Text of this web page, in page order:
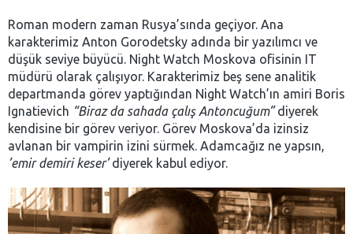
Roman modern zaman Rusya’sında geçiyor. Ana
karakterimiz Anton Gorodetsky adında bir yazılımcı ve
düşük seviye büyücü. Night Watch Moskova ofisinin IT
müdürü olarak çalışıyor. Karakterimiz beş sene analitik
departmanda görev yaptığından Night Watch’ın amiri Boris
Ignatievich “Biraz da sahada çalış Antoncuğum”diyerek
kendisine bir görev veriyor. Görev Moskova’da izinsiz
avlanan bir vampirin izini sürmek. Adamcağız ne yapsın,
’emir demiri keser’diyerek kabul ediyor.